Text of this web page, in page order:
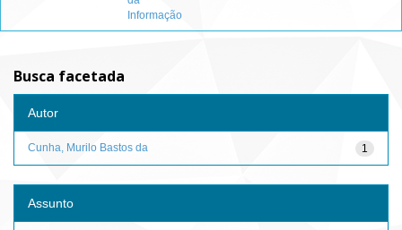
Informação
Busca facetada
Autor
1
Cunha, Murilo Bastos da
Assunto